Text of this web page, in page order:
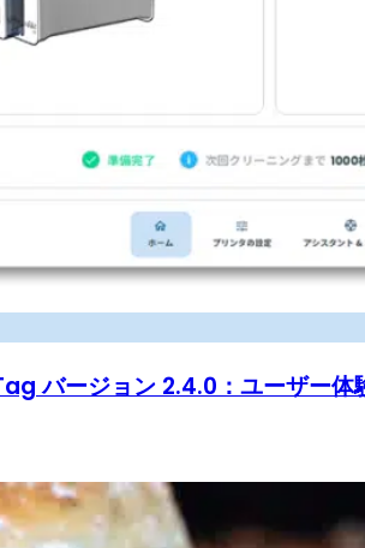
バージョン 2.4.0：ユーザー体